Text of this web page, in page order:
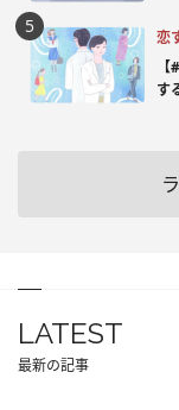
恋
す
LATEST
最新の記事